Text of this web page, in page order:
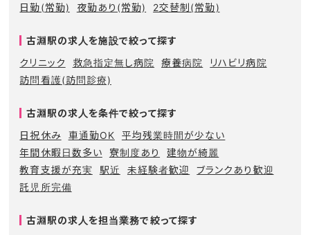
日勤(常勤)
夜勤あり(常勤) 2交替制(常勤)
古淵駅の求人を施設で絞って探す
クリニック
救急指定無し病院 療養病院
リハビリ病院
訪問看護(訪問診療)
古淵駅の求人を条件で絞って探す
日祝休み
車通勤OK
平均残業時間が少ない
年間休暇日数多い
寮制度あり
建物が綺麗
教育支援が充実
駅近 未経験者歓迎
ブランクあり歓迎
託児所完備
古淵駅の求人を担当業務で絞って探す